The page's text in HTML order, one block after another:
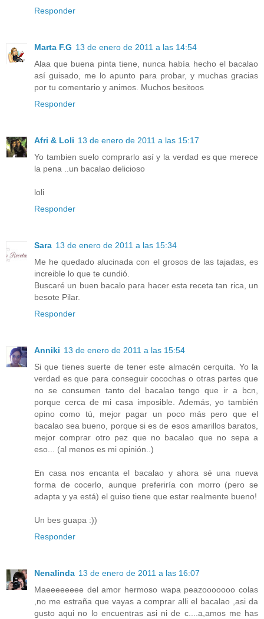
Responder
Marta F.G 13 de enero de 2011 a las 14:54
Alaa que buena pinta tiene, nunca había hecho el bacalao
así guisado, me lo apunto para probar, y muchas gracias
por tu comentario y animos. Muchos besitoos
Responder
Afri & Loli 13 de enero de 2011 a las 15:17
Yo tambien suelo comprarlo así y la verdad es que merece
la pena ..un bacalao delicioso
loli
Responder
Sara 13 de enero de 2011 a las 15:34
Me he quedado alucinada con el grosos de las tajadas, es
increible lo que te cundió.
Buscaré un buen bacalo para hacer esta receta tan rica, un
besote Pilar.
Responder
Anniki 13 de enero de 2011 a las 15:54
Si que tienes suerte de tener este almacén cerquita. Yo la
verdad es que para conseguir cocochas o otras partes que
no se consumen tanto del bacalao tengo que ir a bcn,
porque cerca de mi casa imposible. Además, yo también
opino como tú, mejor pagar un poco más pero que el
bacalao sea bueno, porque si es de esos amarillos baratos,
mejor comprar otro pez que no bacalao que no sepa a
eso... (al menos es mi opinión..)
En casa nos encanta el bacalao y ahora sé una nueva
forma de cocerlo, aunque preferiría con morro (pero se
adapta y ya está) el guiso tiene que estar realmente bueno!
Un bes guapa :))
Responder
Nenalinda 13 de enero de 2011 a las 16:07
Maeeeeeeee del amor hermoso wapa peazooooooo colas
,no me estraña que vayas a comprar alli el bacalao ,asi da
gusto aqui no lo encuentras asi ni de c....a,amos me has